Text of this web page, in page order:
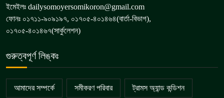
ইমেইলঃ dailysomoyersomikoron@gmail.com
ফোনঃ ০১৭১১-৯০৯১৯৭, ০১৭০৫-৪০১৪৬৪(বার্তা-বিভাগ),
০১৭০৫-৪০১৪৬৭(সার্কুলেশন)
গুরুত্বপূর্ণ লিঙ্কঃ
আমাদের সম্পর্কে সমীকরণ পরিবার ট্রামস অ্যান্ড কন্ডিশন